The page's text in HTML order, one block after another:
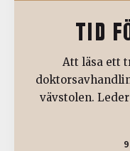
TID
Att läsa ett
vävstolen.